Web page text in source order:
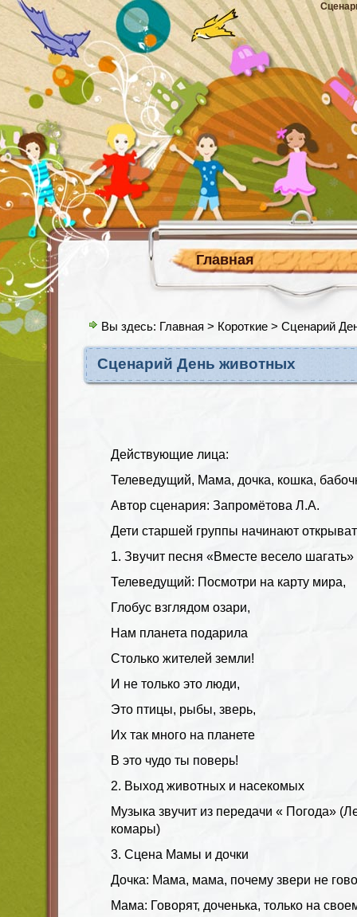
Главная
Вы здесь: Главная > Короткие > Сценарий
Сценарий День животных
Действующие лица:
Телеведущий, Мама, дочка, кошка,
Автор сценария: Запромётова Л.А.
Дети старшей группы начинают
1. Звучит песня «Вместе весело шагать»
Телеведущий: Посмотри на карту мира,
Глобус взглядом озари,
Нам планета подарила
Столько жителей земли!
И не только это люди,
Это птицы, рыбы, зверь,
Их так много на планете
В это чудо ты поверь!
2. Выход животных и насекомых
Музыка звучит из передачи « Погода»
комары)
3. Сцена Мамы и дочки
Дочка: Мама, мама, почему звери не
Мама: Говорят, доченька, только на